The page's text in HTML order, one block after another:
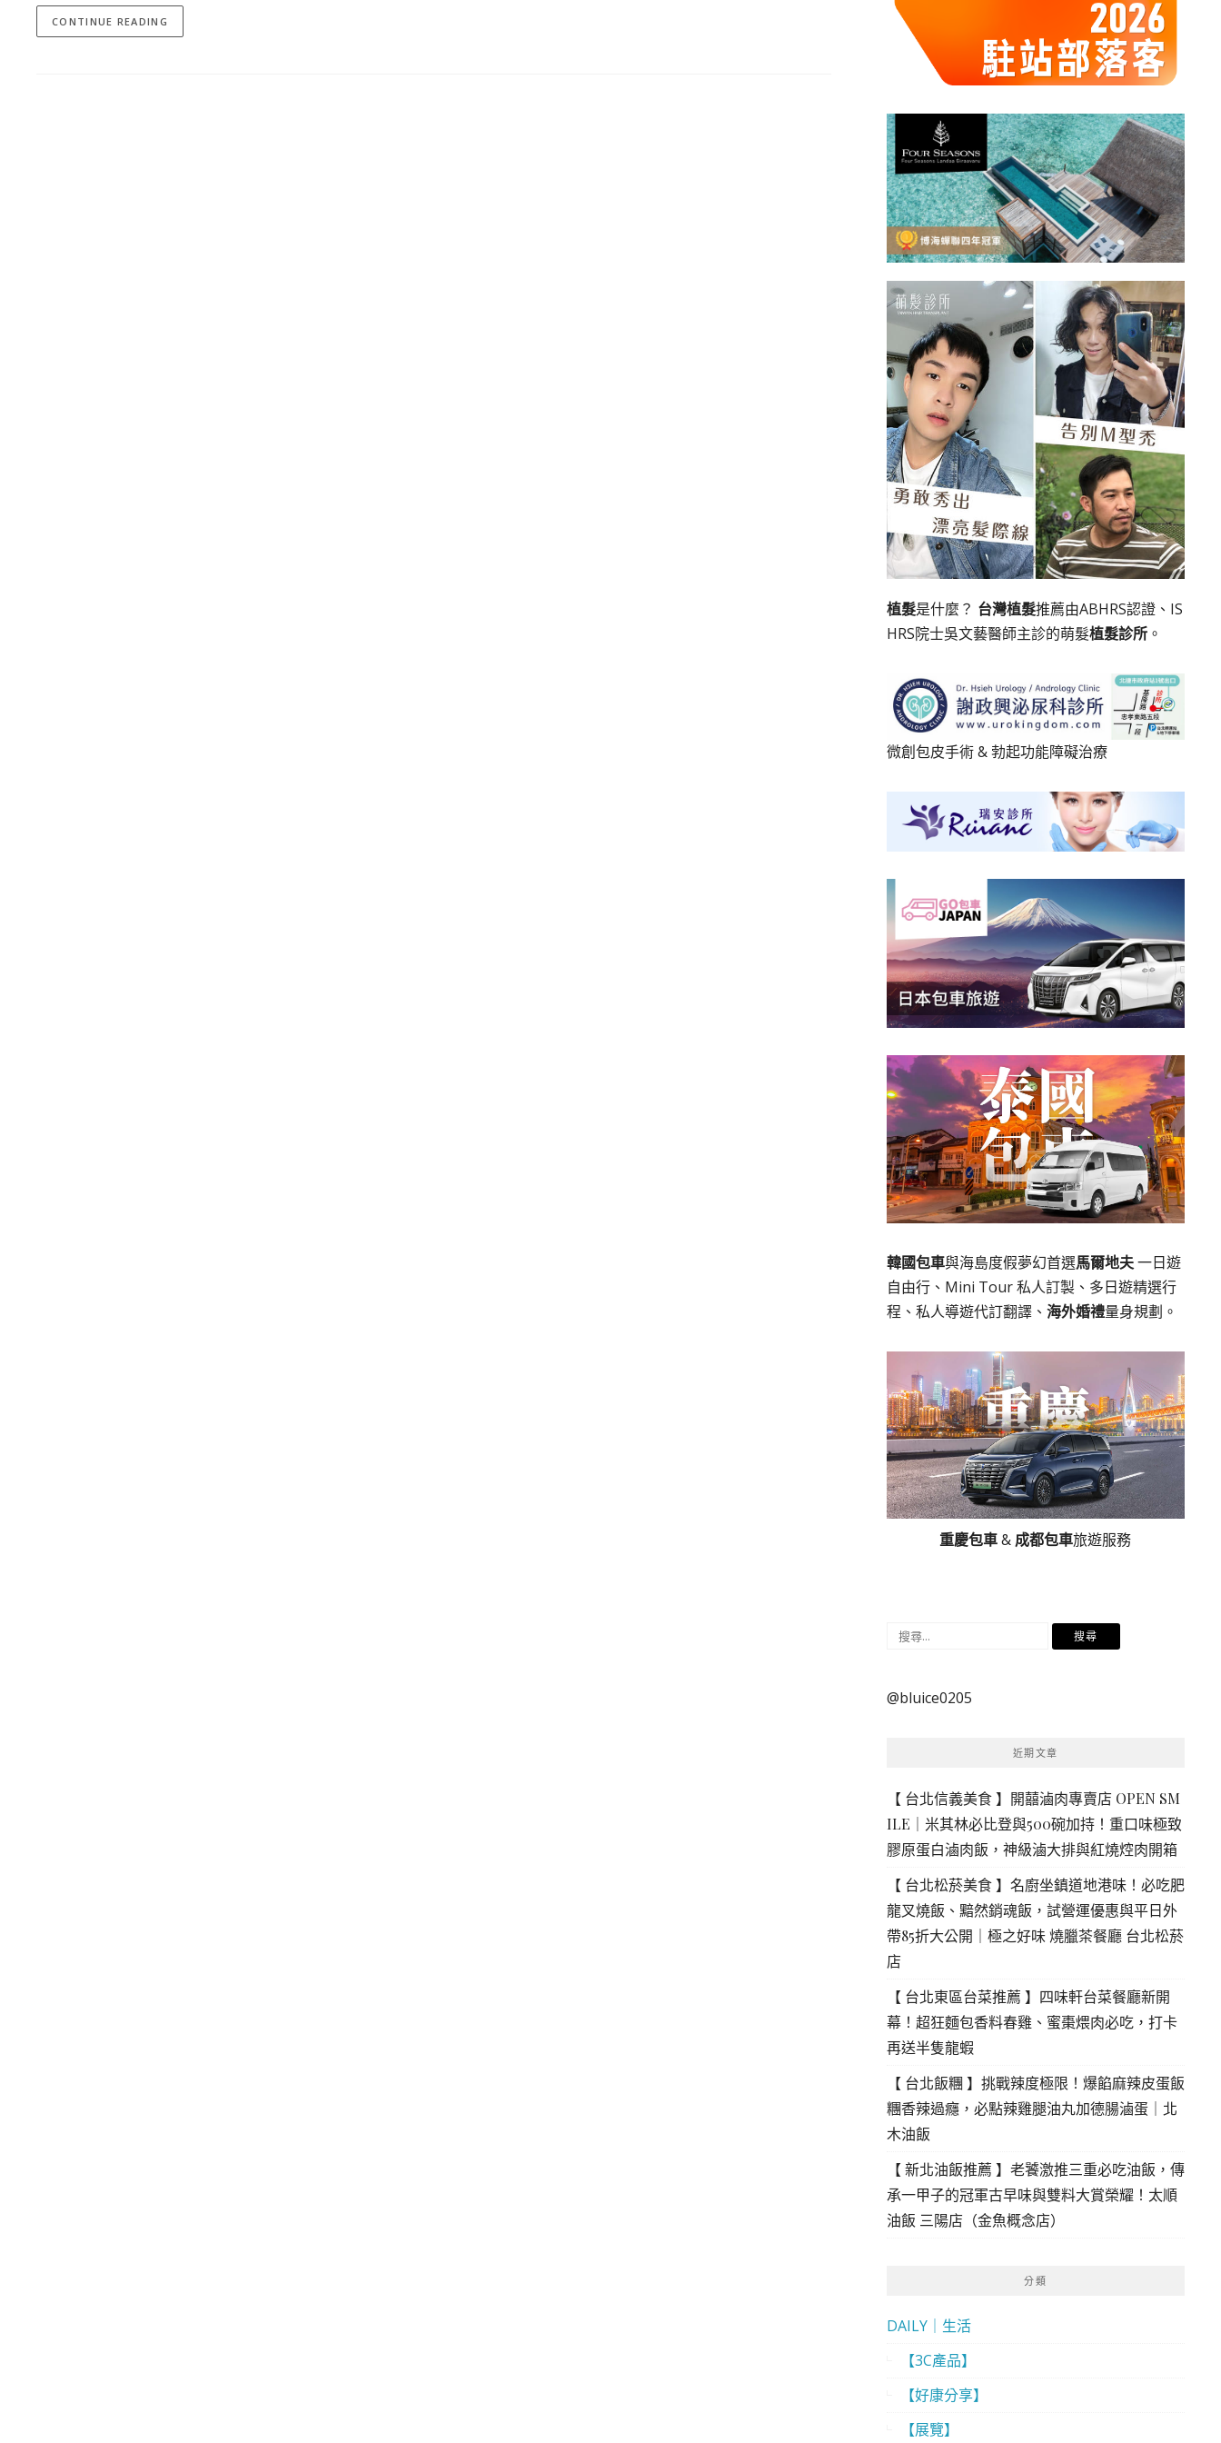
CONTINUE READING
植髮是什麼？ 台灣植髮推薦由ABHRS認證、IS
HRS院士吳文藝醫師主診的萌髮植髮診所。
微創包皮手術&勃起功能障礙治療
韓國包車與海島度假夢幻首選馬爾地夫一日遊
自由行、Mini Tour 私人訂製、多日遊精選行
程、私人導遊代訂翻譯、 海外婚禮量身規劃。
重慶包車& 成都包車旅遊服務
搜
鍵
@bluice0205
近期文章
【 台北信義美食 】開囍滷肉專賣店 OPEN SM
ILE｜米其林必比登與500碗加持！重口味極致
膠原蛋白滷肉飯，神級滷大排與紅燒焢肉開箱
【 台北松菸美食 】名廚坐鎮道地港味！必吃肥
龍叉燒飯、黯然銷魂飯，試營運優惠與平日外
帶85折大公開｜極之好味 燒臘茶餐廳 台北松菸
店
【 台北東區台菜推薦 】四味軒台菜餐廳新開
幕！超狂麵包香料春雞、蜜棗煨肉必吃，打卡
再送半隻龍蝦
【 台北飯糰 】挑戰辣度極限！爆餡麻辣皮蛋飯
糰香辣過癮，必點辣雞腿油丸加德腸滷蛋｜北
木油飯
【 新北油飯推薦 】老饕激推三重必吃油飯，傳
承一甲子的冠軍古早味與雙料大賞榮耀！太順
油飯 三陽店（金魚概念店）
分類
DAILY｜生活
【3C產品】
【好康分享】
【展覽】